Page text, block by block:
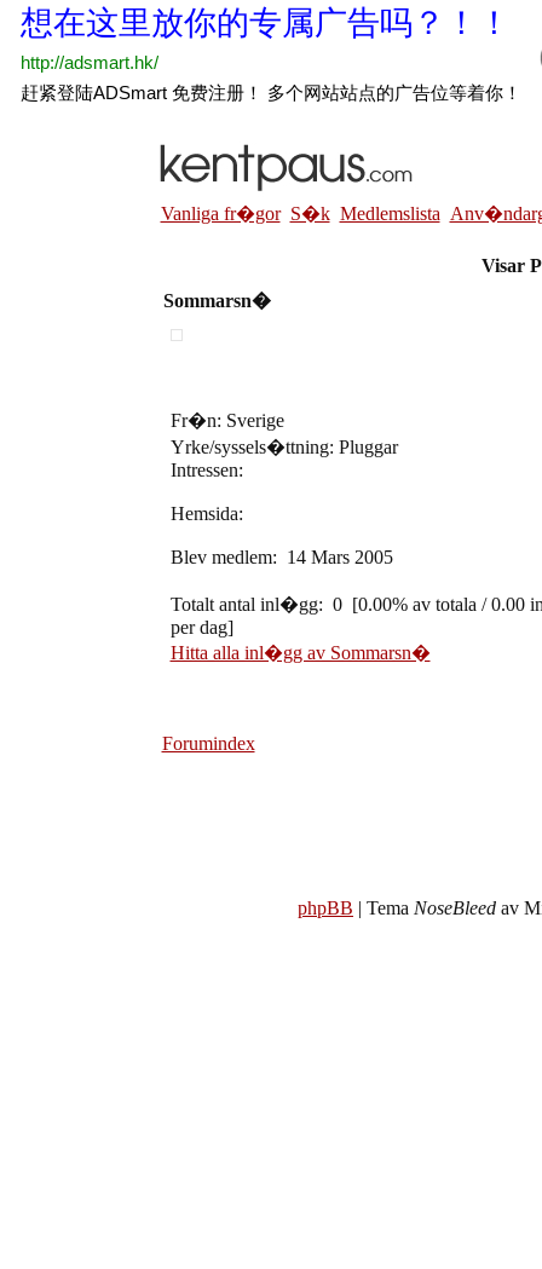
Vanliga fr�gor S�k Medlemslista
Visar
Sommarsn�
Fr�n: Sverige
Yrke/syssels�ttning: Pluggar
Intressen:
Hemsida:
Blev medlem: 14 Mars 2005
Totalt antal inl�gg: 0 [0.00% av totala / 0.00
per dag]
Hitta alla inl�gg av Sommarsn�
Forumindex
phpBB | Tema NoseBleed av